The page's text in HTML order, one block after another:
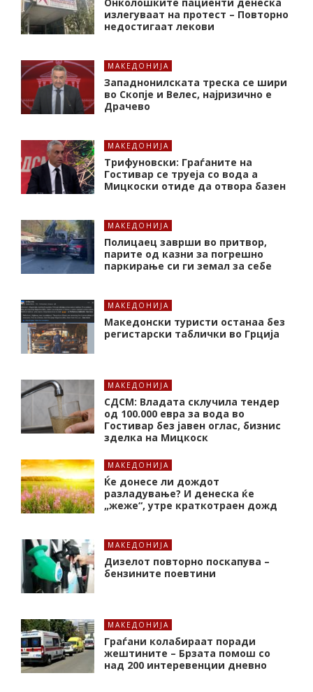
излегуваат на протест – Повторно
недостигаат лекови
МАКЕДОНИЈА
Западнонилската треска се шири
во Скопје и Велес, најризично е
Драчево
МАКЕДОНИЈА
Трифуновски: Граѓаните на
Гостивар се труеја со вода а
Мицкоски отиде да отвора базен
МАКЕДОНИЈА
Полицаец заврши во притвор,
парите од казни за погрешно
паркирање си ги земал за себе
МАКЕДОНИЈА
Македонски туристи останаа без
регистарски таблички во Грција
МАКЕДОНИЈА
СДСМ: Владата склучила тендер
од 100.000 евра за вода во
Гостивар без јавен оглас, бизнис
зделка на Мицкоск
МАКЕДОНИЈА
Ќе донесе ли дождот
разладување? И денеска ќе
„жеже“, утре краткотраен дожд
МАКЕДОНИЈА
Дизелот повторно поскапува –
бензините поевтини
МАКЕДОНИЈА
Граѓани колабираат поради
жештините – Брзата помош со
над 200 интеревенции дневно